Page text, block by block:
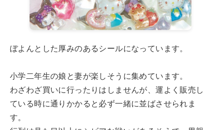
ぼよんとした厚みのあるシールになっています。
小学二年生の娘と妻が楽しそうに集めています。
わざわざ買いに行ったりはしませんが、運よく販売し
ている時に通りかかると必ず一緒に並ばさせられま
す。